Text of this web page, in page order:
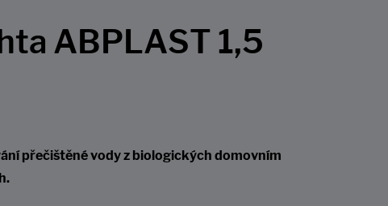
ABPLAST 1,5
přečištěné vody z biologických domovním